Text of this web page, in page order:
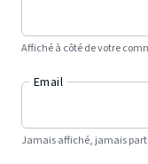
Affiché à côté de votre
Email
Jamais affiché, jamais